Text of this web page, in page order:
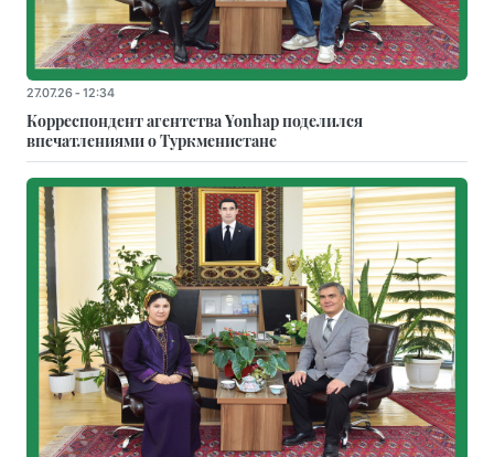
27.07.26 - 12:34
Корреспондент агентства Yonhap поделился
впечатлениями о Туркменистане